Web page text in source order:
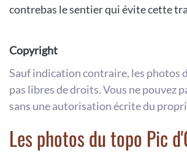
contrebas le sentier qui évite cette
Copyright
Sauf indication contraire, les photos
pas libres de droits. Vous ne pouvez
sans une autorisation écrite du
Les photos du topo Pic